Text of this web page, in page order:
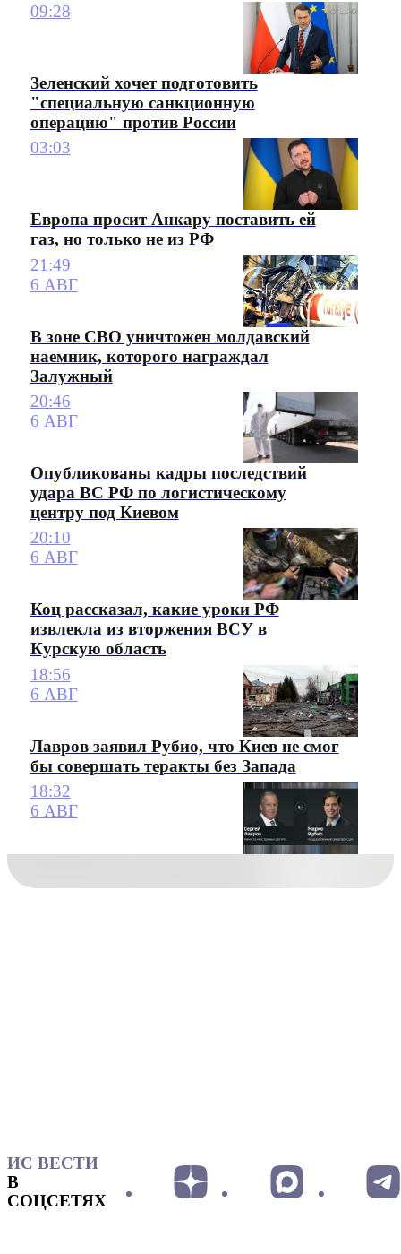
09:28
Зеленский хочет подготовить
"специальную санкционную
операцию" против России
03:03
Европа просит Анкару поставить ей
газ, но только не из РФ
21:49
6 АВГ
В зоне СВО уничтожен молдавский
наемник, которого награждал
Залужный
20:46
6 АВГ
Опубликованы кадры последствий
удара ВС РФ по логистическому
центру под Киевом
20:10
6 АВГ
Коц рассказал, какие уроки РФ
извлекла из вторжения ВСУ в
Курскую область
18:56
6 АВГ
Лавров заявил Рубио, что Киев не смог
бы совершать теракты без Запада
18:32
6 АВГ
ИС ВЕСТИ
В
СОЦСЕТЯХ